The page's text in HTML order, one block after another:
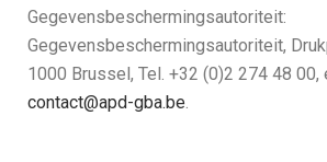
Gegevensbeschermingsautoriteit:
Gegevensbeschermingsautoriteit,
1000 Brussel, Tel. +32 (0)2 274 48 00,
contact@apd-gba.be.